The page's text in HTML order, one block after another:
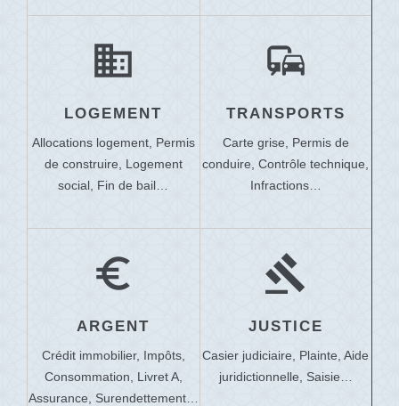
domain
LOGEMENT
Allocations logement, Permis
de construire, Logement
social, Fin de bail…
commute
TRANSPORTS
Carte grise, Permis de
conduire,Contrôle technique,
Infractions…
euro_symbol
ARGENT
Crédit immobilier, Impôts,
Consommation, Livret A,
Assurance, Surendettement…
gavel
JUSTICE
Casier judiciaire, Plainte,Aide
juridictionnelle, Saisie…